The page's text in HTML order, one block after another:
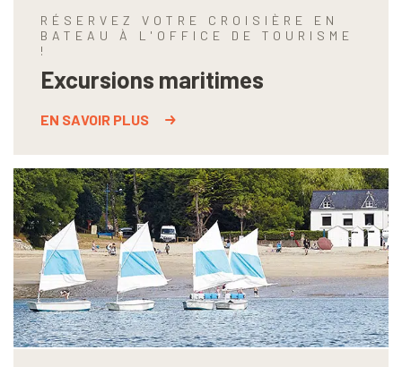
RÉSERVEZ VOTRE CROISIÈRE EN
BATEAU À L'OFFICE DE TOURISME
!
Excursions maritimes
EN SAVOIR PLUS